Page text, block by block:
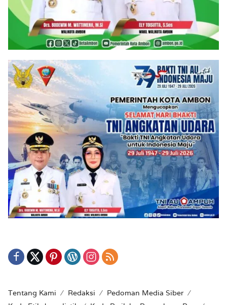
Tentang Kami Redaksi
Pedoman Media Siber